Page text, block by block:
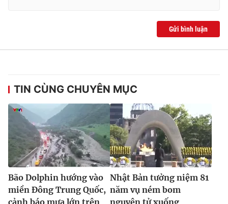
Gửi bình luận
TIN CÙNG CHUYÊN MỤC
Bão Dolphin hướng vào
miền Đông Trung Quốc,
cảnh báo mưa lớn trên
Nhật Bản tưởng niệm 81
năm vụ ném bom
nguyên tử xuống